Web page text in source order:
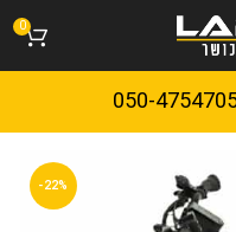
0
-22%